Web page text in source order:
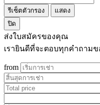
รีเซ็ตตัวกรอง
แสดง
ปิด
ส่งใบสมัครของคุณ
เรายินดีที่จะตอบทุกคำถาม
from